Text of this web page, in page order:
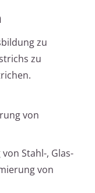
zu
zu
von
Stahl-, Glas-
von